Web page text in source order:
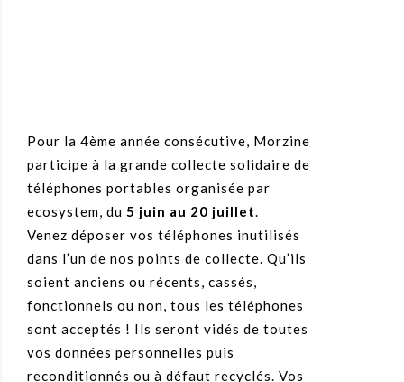
Pour la 4ème année consécutive, Morzine
participe à la grande collecte solidaire de
téléphones portables organisée par
ecosystem, du 5 juin au 20 juillet.
Venez déposer vos téléphones inutilisés
dans l’un de nos points de collecte. Qu’ils
soient anciens ou récents, cassés,
fonctionnels ou non, tous les téléphones
sont acceptés ! Ils seront vidés de toutes
vos données personnelles puis
reconditionnés ou à défaut recyclés. Vos